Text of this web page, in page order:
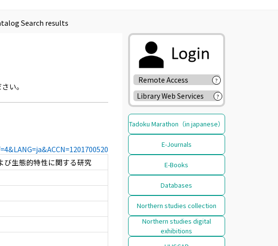
Search results
い。
び生態的特性に関する研究
Remote Access ?
Library Web Services ?
Tadoku Marathon（in japanese）
E-Journals
E-Books
Databases
Northern studies collection
Northern studies digital
exhibitions